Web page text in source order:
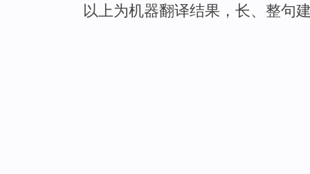
以上为机器翻译结果，长、整句